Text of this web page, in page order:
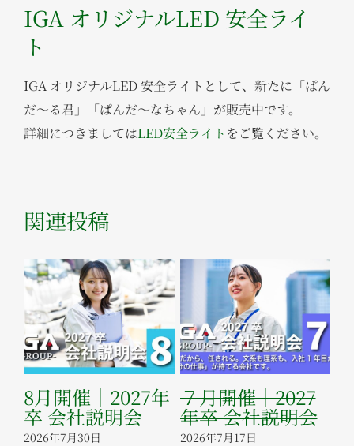
IGA オリジナルLED 安全ライ
ト
IGA オリジナルLED 安全ライトとして、新たに「ぱん
だ～る君」「ぱんだ～なちゃん」が販売中です。
詳細につきましてはLED安全ライト をご覧ください。
関連投稿
8月開催｜2027年
卒 会社説明会
2026年7月30日
７月開催｜2027
年卒 会社説明会
2026年7月17日